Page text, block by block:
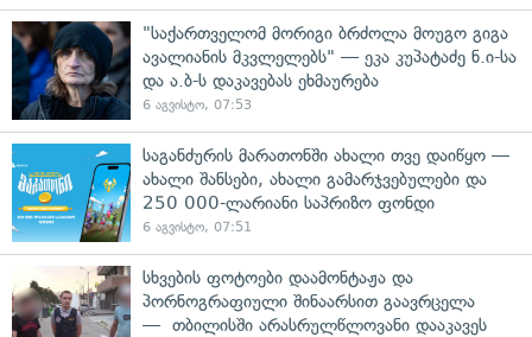
"საქართველომ მორიგი ბრძოლა მოუგო გიგა
ავალიანის მკვლელებს" — ეკა კუპატაძე ნ.ი-სა
და ა.ბ-ს დაკავებას ეხმაურება
6 აგვისტო, 07:53
საგანძურის მარათონში ახალი თვე დაიწყო —
ახალი შანსები, ახალი გამარჯვებულები და
250 000-ლარიანი საპრიზო ფონდი
6 აგვისტო, 07:51
სხვების ფოტოები დაამონტაჟა და
პორნოგრაფიული შინაარსით გაავრცელა
— თბილისში არასრულწლოვანი დააკავეს